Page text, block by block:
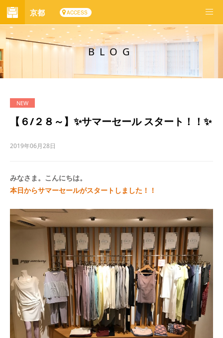
京都 ACCESS
BLOG
【６/２８～】✨サマーセール スタート！！✨
2019年06月28日
みなさま。こんにちは。
本日からサマーセールがスタートしました！！